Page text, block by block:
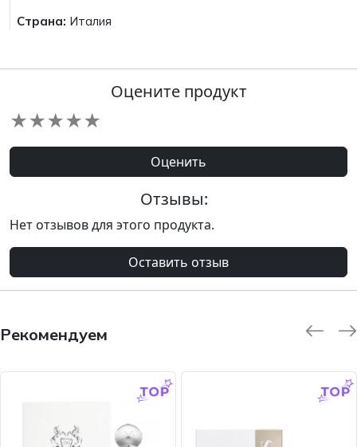
Страна: Италия
Оцените продукт
★
★
★
★
★
Оценить
Отзывы:
Нет отзывов для этого продукта.
Оставить отзыв
Рекомендуем